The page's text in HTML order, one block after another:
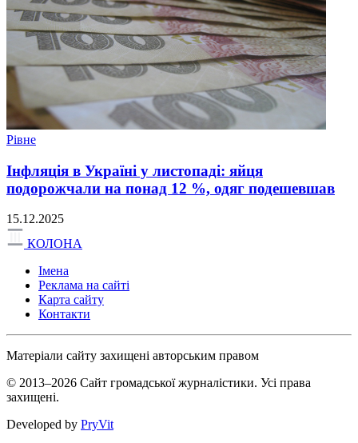
Рівне
Інфляція в Україні у листопаді: яйця
подорожчали на понад 12 %, одяг подешевшав
15.12.2025
КОЛОНА
Імена
Реклама на сайті
Карта сайту
Контакти
Матеріали сайту захищені авторським правом
© 2013–2026 Сайт громадської журналістики. Усі права
захищені.
Developed by PryVit